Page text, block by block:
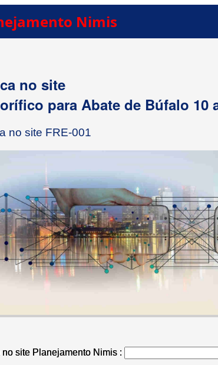
Nimis
no site
para Abate de Búfalo 10
no site FRE-001
no site Planejamento Nimis :